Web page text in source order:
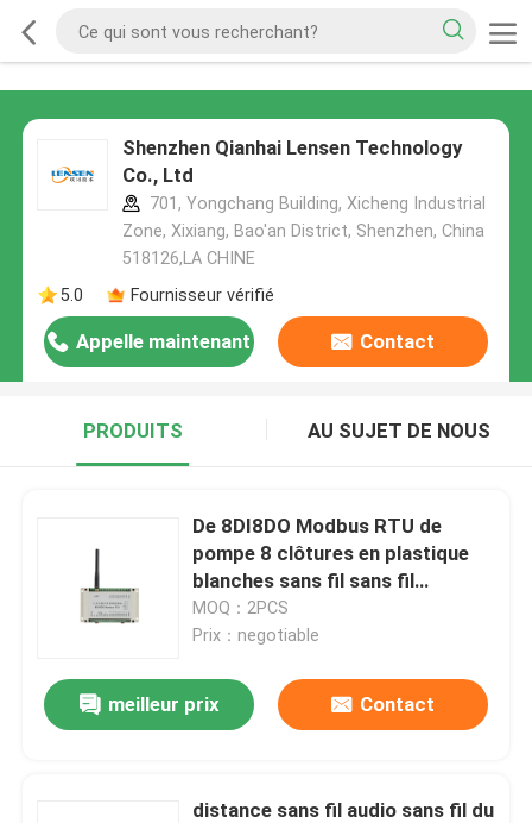
Shenzhen Qianhai Lensen Technology
Co., Ltd
701, Yongchang Building, Xicheng Industrial
Zone, Xixiang, Bao'an District, Shenzhen, China
518126,LA CHINE
5.0
Fournisseur vérifié
Appelle maintenant Contact
PRODUITS AU SUJET DE NOUS
De 8DI8DO Modbus RTU de
pompe 8 clôtures en plastique
blanches sans fil sans fil
d'entrées/sorties du contrôle
MOQ：2PCS
Prix：negotiable
meilleur prix Contact
distance sans fil audio sans fil du